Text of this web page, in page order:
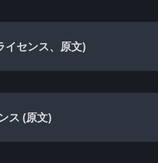
センス、原文)
ス (原文)